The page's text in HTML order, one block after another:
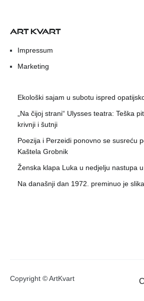
ART KVART
Impressum
Marketing
Ekološki sajam u subotu ispred
„Na čijoj strani“ Ulysses teatra: Teška
krivnji i šutnji
Poezija i Perzeidi ponovno se susreću
Kaštela Grobnik
Ženska klapa Luka u nedjelju nastupa
Na današnji dan 1972. preminuo je
Copyright © ArtKvart